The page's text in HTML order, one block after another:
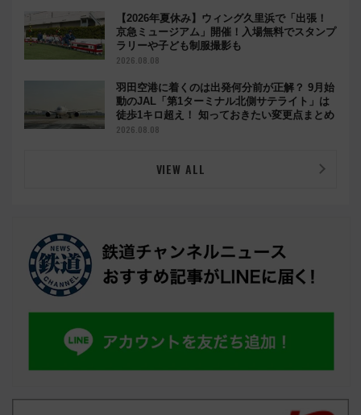
【2026年夏休み】ウィング久里浜で「出張！
京急ミュージアム」開催！入場無料でスタンプ
ラリーや子ども制服撮影も
2026.08.08
羽田空港に着くのは出発何分前が正解？ 9月始
動のJAL「第1ターミナル北側サテライト」は
徒歩1キロ超え！ 知っておきたい変更点まとめ
2026.08.08
VIEW ALL